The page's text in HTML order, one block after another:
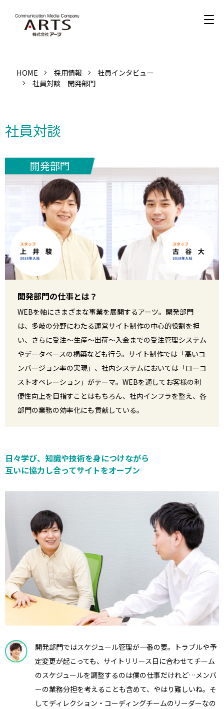
HOME 採用情報
社員インタビュー
社員対談 開発部門
社員対談
開発部門
開発部門の仕事とは？
WEBを軸にさまざまな事業を展開するアーツ。開発部門
は、多岐の分野にわたる運営サイト制作の中心的役割を担
い、さらに受注〜生産〜出荷〜入金までの受注管理システム
やデータベースの構築なども行う。サイト制作では「高いコ
ンバージョン率の実現」、社内システムにおいては「ローコ
ストオペレーション」がテーマ。WEBを通してお客様の利
便性向上を目指すことはもちろん、社内インフラを整え、各
部門の業務の効率化にも貢献している。
日々学び、知識や技術を身につけながら
互いに協力し合ってサイトをオープン
開発部門ではスケジュール管理が一番の要。トラブルや予
定変更が起こっても、サイトリリース日に合わせてチーム
のスケジュールを調整するのは僕の仕事だけれど…メンバ
ーの業務分担を考えることも含めて、やはり難しいね。そ
してディレクション・コーディングチームのリーダーなの